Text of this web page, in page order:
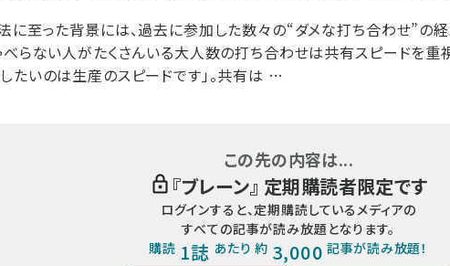
に至った背景には、過去に参加した数々の“ダメな打ち合わせ”の経
べらない人がたくさんいる大人数の打ち合わせは共有スピードを重
たいのは生産のスピードです」。共有は …
この先の内容は...
『ブレーン』 定期購読者限定です
ログインすると、定期購読しているメディアの
すべての記事が読み放題となります。
購読 1誌 あたり 約 3,000 記事が読み放題！